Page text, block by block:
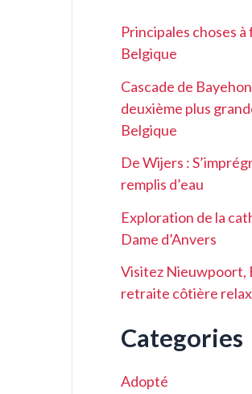
Principales choses
Belgique
Cascade de
deuxième plus
Belgique
De Wijers :
remplis d’eau
Exploration de la
Dame d’Anvers
Visitez Nieuwpoort,
retraite côtière
Categories
Adopté